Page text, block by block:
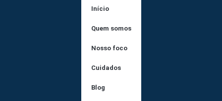
Início
Quem somos
Nosso foco
Cuidados
Blog